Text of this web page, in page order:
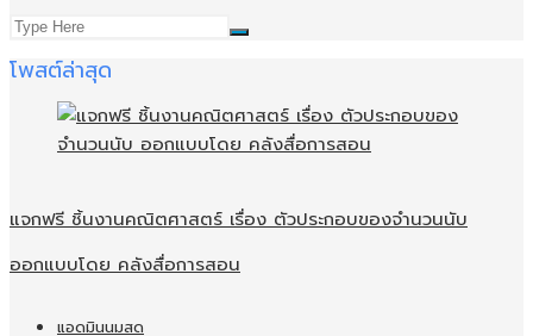
โพสต์ล่าสุด
แจกฟรี ชิ้นงานคณิตศาสตร์ เรื่อง ตัวประกอบของจำนวนนับ
ออกแบบโดย คลังสื่อการสอน
แอดมินนมสด